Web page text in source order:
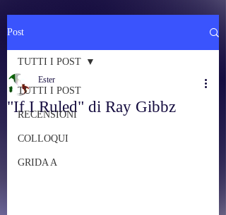
Post
TUTTI I POST
RECENSIONI
COLLOQUI
GRIDA A
TUTTI I POST
"If I Ruled" di Ray Gibbz
Ester